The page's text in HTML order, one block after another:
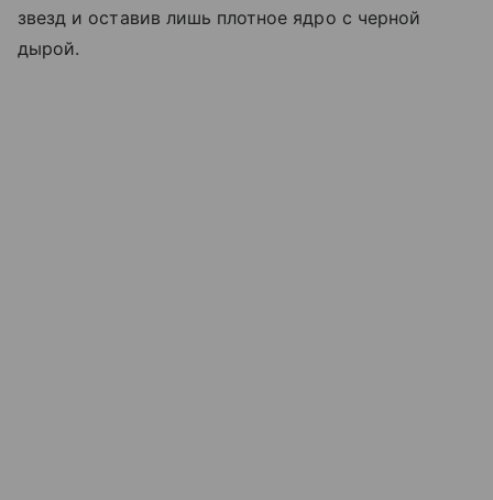
звезд и оставив лишь плотное ядро с черной
дырой.